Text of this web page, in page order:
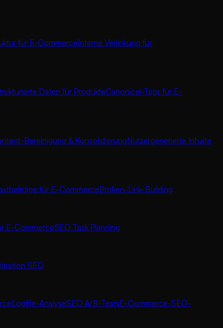
für E-CommerceInterne Verlinkung für
Daten für ProdukteCanonical-Tags für E-
Bereinigung & KonsolidierungNutzergenerierte Inhalte
für E-CommerceBroken-Link-Building
E-CommerceSEO Task Planning
SEO
Logfile-AnalyseSEO A/B-TestsE-Commerce-SEO-